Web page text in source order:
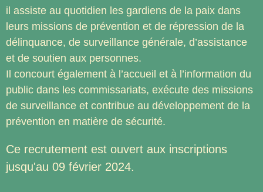
il assiste au quotidien les gardiens de la paix dans
leurs missions de prévention et de répression de la
délinquance, de surveillance générale, d’assistance
et de soutien aux personnes.
Il concourt également à l’accueil et à l’information du
public dans les commissariats, exécute des missions
de surveillance et contribue au développement de la
prévention en matière de sécurité.
Ce recrutement est ouvert aux inscriptions
jusqu'au 09 février 2024.